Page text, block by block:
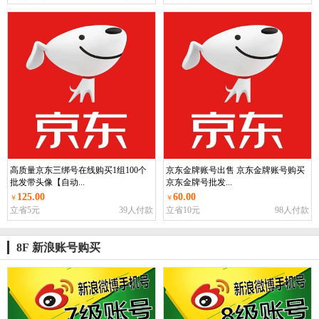
高质量京东三绑号在线购买1组100个
批发带头像【自动...
￥ 125.00
立省5元 39人付款
京东金牌账号出售 京东金牌账号购买
京东金牌号批发...
￥60.00
立省10元 98人付款
8F 新浪账号购买